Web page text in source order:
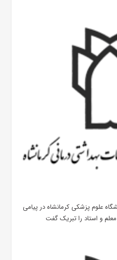
علوم پزشکی کرمانشاه در پیامی
و استاد را تبریک گفت